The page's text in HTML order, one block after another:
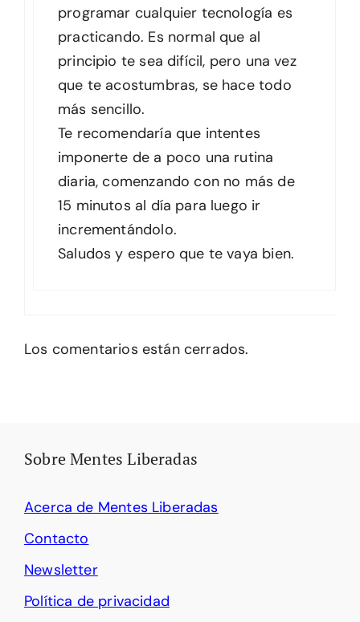
programar cualquier tecnología es
practicando. Es normal que al
principio te sea difícil, pero una vez
que te acostumbras, se hace todo
más sencillo.
Te recomendaría que intentes
imponerte de a poco una rutina
diaria, comenzando con no más de
15 minutos al día para luego ir
incrementándolo.
Saludos y espero que te vaya bien.
Los comentarios están cerrados.
Sobre Mentes Liberadas
Acerca de Mentes Liberadas
Contacto
Newsletter
Política de privacidad